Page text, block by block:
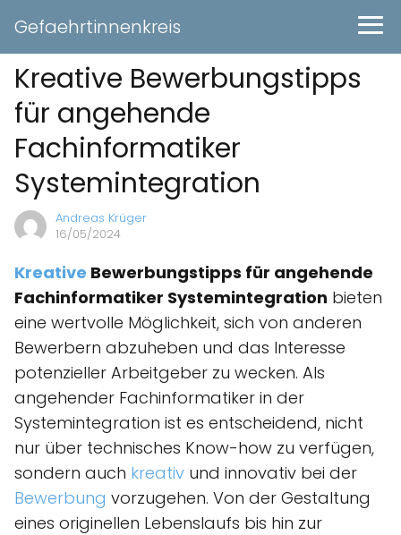
Gefaehrtinnenkreis
Kreative Bewerbungstipps
für angehende
Fachinformatiker
Systemintegration
Andreas Krüger
16/05/2024
Kreative Bewerbungstipps für angehende
Fachinformatiker Systemintegration bieten
eine wertvolle Möglichkeit, sich von anderen
Bewerbern abzuheben und das Interesse
potenzieller Arbeitgeber zu wecken. Als
angehender Fachinformatiker in der
Systemintegration ist es entscheidend, nicht
nur über technisches Know-how zu verfügen,
sondern auch kreativ und innovativ bei der
Bewerbung vorzugehen. Von der Gestaltung
eines originellen Lebenslaufs bis hin zur